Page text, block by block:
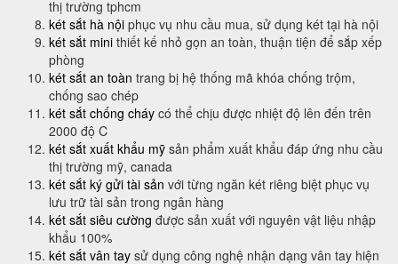
thị trường tphcm
két sắt hà nội phục vụ nhu cầu mua, sử dụng két tại hà nội
két sắt mini thiết kế nhỏ gọn an toàn, thuận tiện để sắp xếp
phòng
két sắt an toàn trang bị hệ thống mã khóa chống trộm,
chống sao chép
két sắt chống cháy có thể chịu được nhiệt độ lên đến trên
2000 độ C
két sắt xuất khẩu mỹ sản phẩm xuất khẩu đáp ứng nhu cầu
thị trường mỹ, canada
két sắt ký gửi tài sản với từng ngăn két riêng biệt phục vụ
lưu trữ tài sản trong ngân hàng
két sắt siêu cường được sản xuất với nguyên vật liệu nhập
khẩu 100%
két sắt vân tay sử dụng công nghệ nhận dạng vân tay hiện